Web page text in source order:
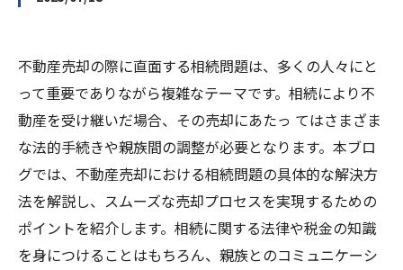
不動産売却の際に直面する相続問題は、多くの人々にと
って重要でありながら複雑なテーマです。相続により不
動産を受け継いだ場合、その売却にあたっ てはさまざま
な法的手続きや親族間の調整が必要となります。本ブロ
グでは、不動産売却における相続問題の具体的な解決方
法を解説し、スムーズな売却プロセスを実現するための
ポイントを紹介します。相続に関する法律や税金の知識
を身につけることはもちろん、親族とのコミュニケーシ